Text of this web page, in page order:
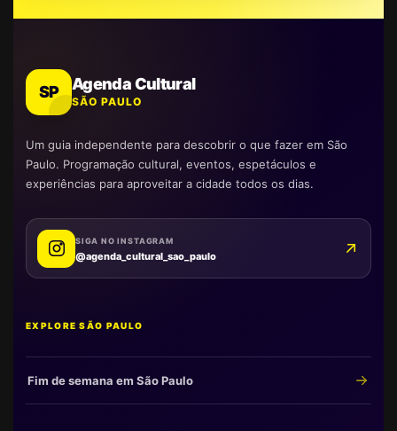
SP Agenda Cultural
SÃO PAULO
Um guia independente para descobrir o que fazer em São
Paulo. Programação cultural, eventos, espetáculos e
experiências para aproveitar a cidade todos os dias.
SIGA NO INSTAGRAM
@agenda_cultural_sao_paulo
EXPLORE SÃO PAULO
Fim de semana em São Paulo